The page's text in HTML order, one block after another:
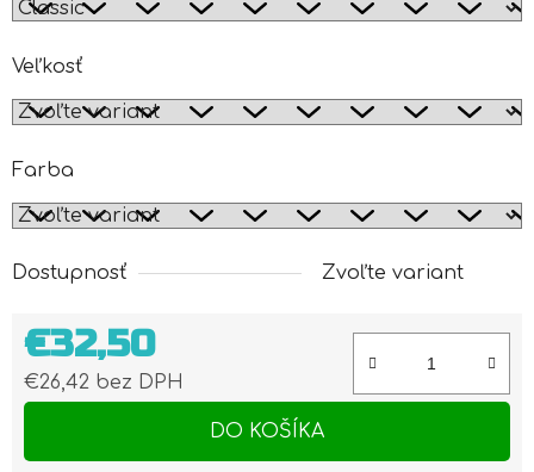
Veľkosť
Farba
Dostupnosť Zvoľte variant
€32,50
€26,42 bez DPH
DO KOŠÍKA